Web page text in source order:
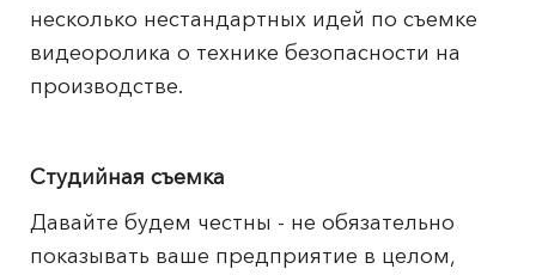
несколько нестандартных идей по съемке
видеоролика о технике безопасности на
производстве.
Студийная съемка
Давайте будем честны - не обязательно
показывать ваше предприятие в целом,